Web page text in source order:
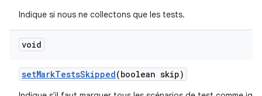
Indique si nous ne collectons que les tests.
void
setMarkTestsSkipped(boolean skip)